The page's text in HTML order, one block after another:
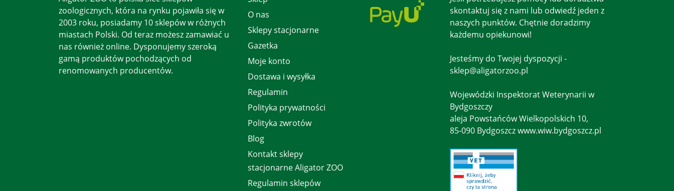
zoologicznych, która na rynku pojawiła się w
2003 roku, posiadamy 10 sklepów w różnych
miastach Polski. Od teraz możesz zamawiać u
nas również online. Dysponujemy szeroką
gamą produktów pochodzących od
renomowanych producentów.
O nas
Sklepy stacjonarne
Gazetka
Moje konto
Dostawa i wysyłka
Regulamin
Polityka prywatności
Polityka zwrotów
Blog
Kontakt sklepy
stacjonarne Aligator ZOO
Regulamin sklepów
skontaktuj się z nami lub odwiedź jeden z
naszych punktów. Chętnie doradzimy
każdemu opiekunowi!
Jesteśmy do Twojej dyspozycji -
sklep@aligatorzoo.pl
Wojewódzki Inspektorat Weterynarii w
Bydgoszczy
aleja Powstańców Wielkopolskich 10,
85-090 Bydgoszcz www.wiw.bydgoszcz.pl